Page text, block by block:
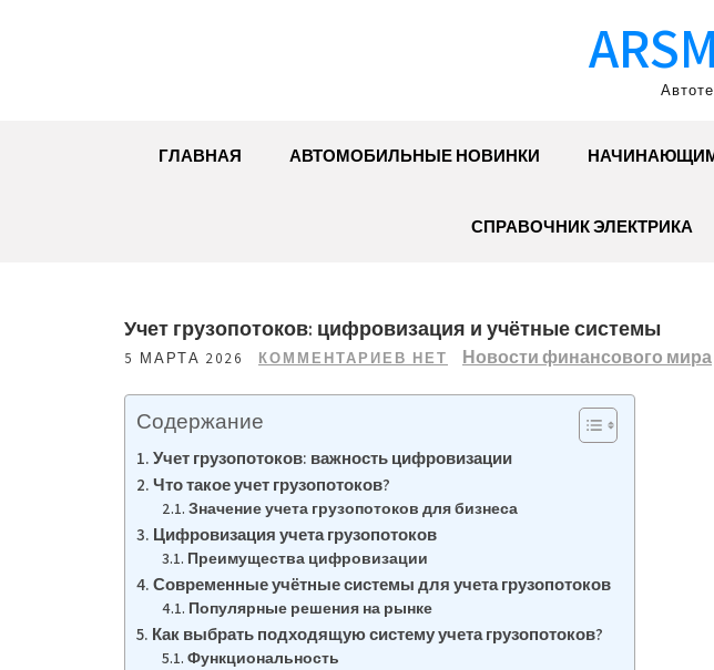
ГЛАВНАЯ АВТОМОБИЛЬНЫЕ НОВИНКИ
СПРАВОЧНИК ЭЛЕКТРИКА
Учет грузопотоков: цифровизация и учётные системы
5 МАРТА 2026 КОММЕНТАРИЕВ НЕТ Новости финансового мира
Содержание
Учет грузопотоков: важность цифровизации
Что такое учет грузопотоков?
Значение учета грузопотоков для бизнеса
Цифровизация учета грузопотоков
Преимущества цифровизации
Современные учётные системы для учета грузопотоков
Популярные решения на рынке
Как выбрать подходящую систему учета грузопотоков?
Функциональность